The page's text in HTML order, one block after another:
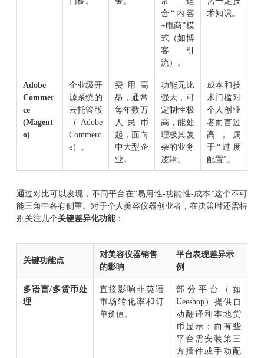
合“内容
+电商”模
式（如博
客引
流）。
术知识。
Adobe
Commer
ce
(Magent
o)
企业级开
源系统的
云托管版
（Adobe
Commerc
e）。
费用高
昂，通常
每年数万
人民币
起，面向
中大型企
业。
功能无比
强大，可
定制性极
高，能处
理极其复
杂的业务
逻辑。
成本和技
术门槛对
个人创业
者而言过
高，属
于“过度
配置”。
通过对比可以发现，不同平台在“易用性-功能性-成本”这个不可
能三角中各有侧重。对于个人美容仪器创业者，在决策时还需特
别关注几个关键差异化功能：
关键功能点
对美容仪器销售
的影响
平台表现差异示
例
多语言/多货币处
理
直接影响非英语
市场转化率和订
单价值。
部分平台（如
Ueeshop）提供自
动翻译和本地货
币显示；而有些
平台需安装第三
方插件或手动配